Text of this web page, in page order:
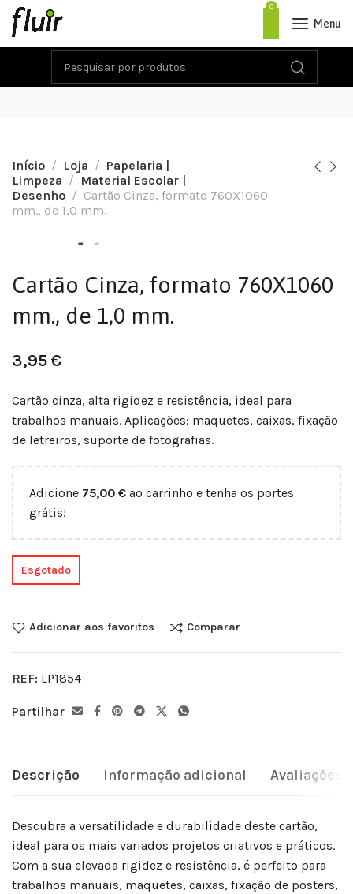
0
Menu
Início Loja
Papelaria |
Limpeza
Material Escolar |
Desenho
Cartão Cinza, formato 760X1060
mm., de 1,0 mm.
Cartão Cinza, formato 760X1060
mm., de 1,0 mm.
3,95€
Cartão cinza, alta rigidez e resistência, ideal para
trabalhos manuais. Aplicações: maquetes, caixas, fixação
de letreiros, suporte de fotografias.
Adicione 75,00 € ao carrinho e tenha os portes
grátis!
Esgotado
Adicionar aos favoritos Comparar
REF: LP1854
Partilhar
Descrição Informação adicional Avaliações
Descubra a versatilidade e durabilidade deste cartão,
ideal para os mais variados projetos criativos e práticos.
Com a sua elevada rigidez e resistência, é perfeito para
trabalhos manuais, maquetes, caixas, fixação de posters,